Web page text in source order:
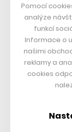
Spolu s
vzniku
neohrožených.
Ryanazamířily
, v
navíc stál u
videoherních
Pomocí
analýze
funkcí
Informace o
našimi
reklamy a
cookies